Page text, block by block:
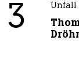
3 Unfall